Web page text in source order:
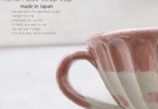
≪おすすめ≫お世話になったあ
フト♪
2023/2/16
≪新着商品≫ ほんわかかわいい